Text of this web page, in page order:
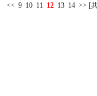
<< 9 10 11 12 13 14 >> [